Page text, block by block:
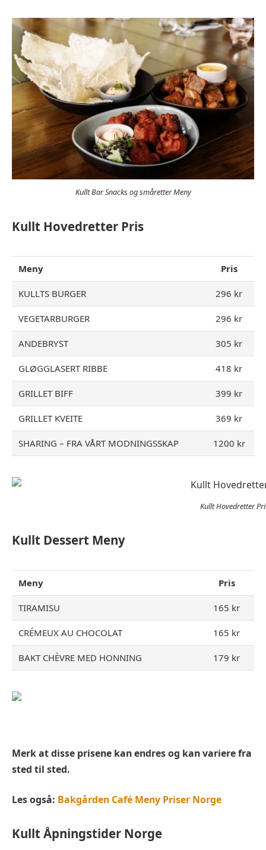
Kullt Bar Snacks og småretter Meny
Kullt Hovedretter Pris
Meny Pris
KULLTS BURGER 296 kr
VEGETARBURGER 296 kr
ANDEBRYST 305 kr
GLØGGLASERT RIBBE 418 kr
GRILLET BIFF 399 kr
GRILLET KVEITE 369 kr
SHARING – FRA VÅRT MODNINGSSKAP 1200 kr
Kullt Hovedretter
Kullt Dessert Meny
Meny Pris
TIRAMISU 165 kr
CRÉMEUX AU CHOCOLAT 165 kr
BAKT CHÈVRE MED HONNING 179 kr
Merk at disse prisene kan endres og kan variere fra
sted til sted.
Les også: Bakgården Café Meny Priser Norge
KulltÅpningstider Norge